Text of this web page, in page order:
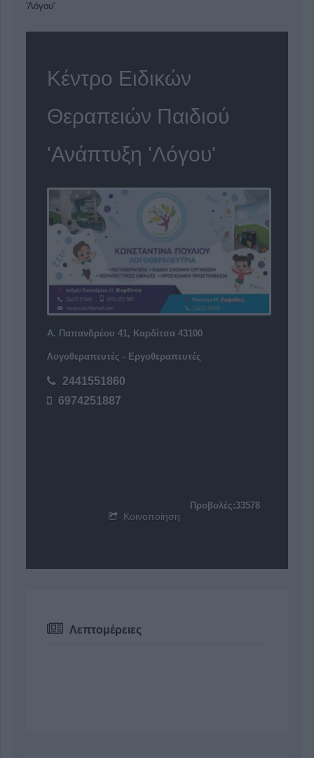
'Λόγου'
Κέντρο Ειδικών
Θεραπειών Παιδιού
'Ανάπτυξη 'Λόγου'
Α. Παπανδρέου 41, Καρδίτσα 43100
Λογοθεραπευτές - Εργοθεραπευτές
2441551860
6974251887
Προβολές:33578
Κοινοποίηση
Λεπτομέρειες